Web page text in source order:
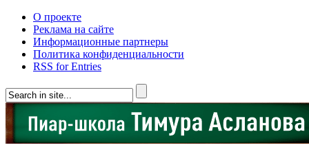
О проекте
Реклама на сайте
Информационные партнеры
Политика конфиденциальности
RSS for Entries